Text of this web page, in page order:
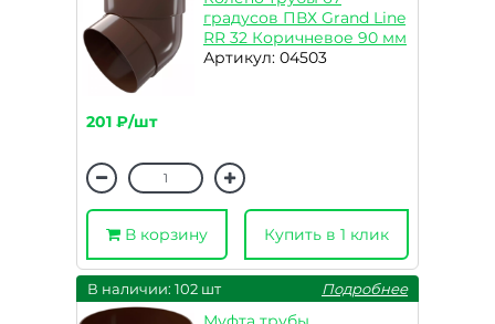
градусов ПВХ Grand Line
RR 32 Коричневое 90 мм
Артикул: 04503
201 ₽/шт
В корзину Купить в 1 клик
В наличии: 102 шт Подробнее